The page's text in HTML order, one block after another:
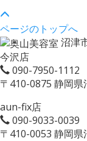
ページのトップへ
沼津
今沢店
090-7950-1112
〒410-0875 静岡県
aun-fix店
090-9033-0039
〒410-0053 静岡